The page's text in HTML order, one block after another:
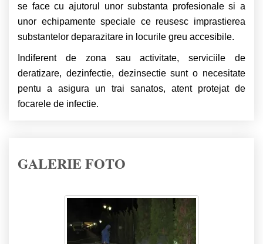
se face cu ajutorul unor substanta profesionale si a
unor echipamente speciale ce reusesc imprastierea
substantelor deparazitare in locurile greu accesibile.
Indiferent de zona sau activitate, serviciile de
deratizare, dezinfectie, dezinsectie sunt o necesitate
pentu a asigura un trai sanatos, atent protejat de
focarele de infectie.
GALERIE FOTO